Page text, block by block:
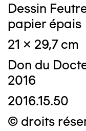
Dessin
papier épais
21 x 29,7 cm
Don du
2016
2016.15.50
© droits